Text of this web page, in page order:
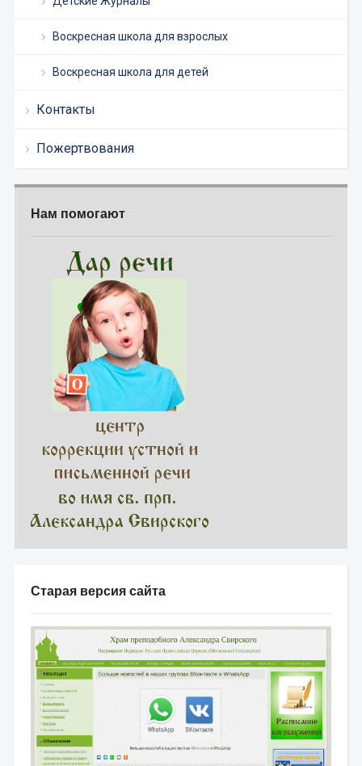
Воскресная школа для взрослых
Воскресная школа для детей
Контакты
Пожертвования
Нам помогают
Старая версия сайта